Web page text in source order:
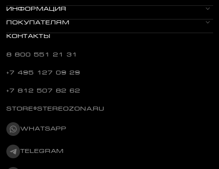
ИНФОРМАЦИЯ
ПОКУПАТЕЛЯМ
КОНТАКТЫ
8 800 551 21 31
+7 495 127 09 29
+7 812 507 82 62
STORE@STEREOZONA.RU
WHATSAPP
TELEGRAM